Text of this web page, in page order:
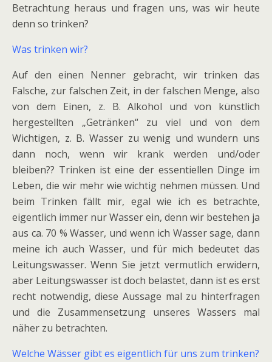
Betrachtung heraus und fragen uns, was wir heute
denn so trinken?
Was trinken wir?
Auf den einen Nenner gebracht, wir trinken das
Falsche, zur falschen Zeit, in der falschen Menge, also
von dem Einen, z. B. Alkohol und von künstlich
hergestellten „Getränken“ zu viel und von dem
Wichtigen, z. B. Wasser zu wenig und wundern uns
dann noch, wenn wir krank werden und/oder
bleiben?? Trinken ist eine der essentiellen Dinge im
Leben, die wir mehr wie wichtig nehmen müssen. Und
beim Trinken fällt mir, egal wie ich es betrachte,
eigentlich immer nur Wasser ein, denn wir bestehen ja
aus ca. 70 % Wasser, und wenn ich Wasser sage, dann
meine ich auch Wasser, und für mich bedeutet das
Leitungswasser. Wenn Sie jetzt vermutlich erwidern,
aber Leitungswasser ist doch belastet, dann ist es erst
recht notwendig, diese Aussage mal zu hinterfragen
und die Zusammensetzung unseres Wassers mal
näher zu betrachten.
Welche Wässer gibt es eigentlich für uns zum trinken?